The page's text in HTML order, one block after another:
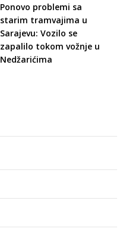
Ponovo problemi sa
starim tramvajima u
Sarajevu: Vozilo se
zapalilo tokom vožnje u
Nedžarićima